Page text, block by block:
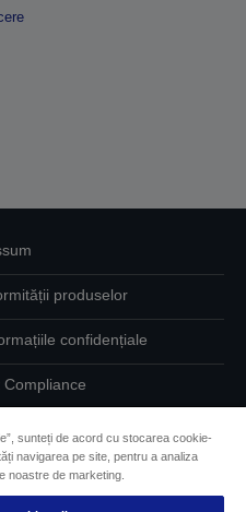
produselor
confidențiale
Compliance
cookie
sunteți de acord cu stocarea cookie-
navigarea pe site, pentru a analiza
noastre de marketing.